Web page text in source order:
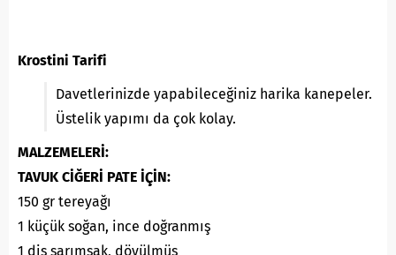
Krostini Tarifi
Davetlerinizde yapabileceğiniz harika kanepeler.
Üstelik yapımı da çok kolay.
MALZEMELERİ:
TAVUK CİĞERİ PATE İÇİN:
150 gr tereyağı
1 küçük soğan, ince doğranmış
1 diş sarımsak, dövülmüş